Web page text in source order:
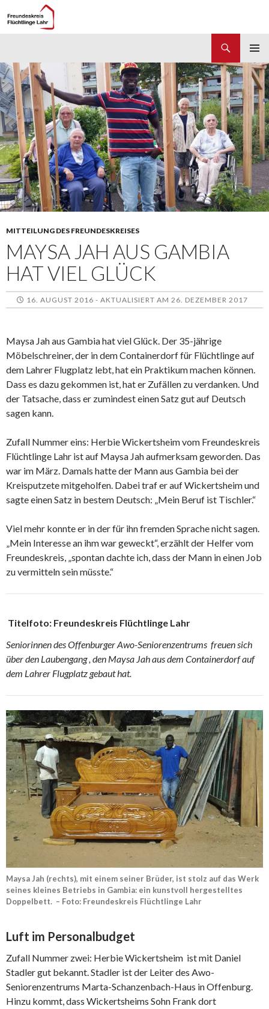
MENÜ
INHALT
SPRINGEN
MITTEILUNG DES FREUNDESKREISES
MAYSA JAH AUS GAMBIA
HAT VIEL GLÜCK
16. AUGUST 2016 - AKTUALISIERT AM 26. DEZEMBER 2017
Maysa Jah aus Gambia hat viel Glück. Der 35-jährige
Möbelschreiner, der in dem Containerdorf für Flüchtlinge auf
dem Lahrer Flugplatz lebt, hat ein Praktikum machen können.
Dass es dazu gekommen ist, hat er Zufällen zu verdanken. Und
der Tatsache, dass er zumindest einen Satz gut auf Deutsch
sagen kann.
Zufall Nummer eins: Herbie Wickertsheim vom Freundeskreis
Flüchtlinge Lahr ist auf Maysa Jah aufmerksam geworden. Das
war im März. Damals hatte der Mann aus Gambia bei der
Kreisputzete mitgeholfen. Dabei traf er auf Wickertsheim und
sagte einen Satz in bestem Deutsch: „Mein Beruf ist Tischler.“
Viel mehr konnte er in der für ihn fremden Sprache nicht sagen.
„Mein Interesse an ihm war geweckt“, erzählt der Helfer vom
Freundeskreis, „spontan dachte ich, dass der Mann in einen Job
zu vermitteln sein müsste.“
Titelfoto: Freundeskreis Flüchtlinge Lahr
Seniorinnen des Offenburger Awo-Seniorenzentrums freuen sich
über den Laubengang , den Maysa Jah aus dem Containerdorf auf
dem Lahrer Flugplatz gebaut hat.
Maysa Jah (rechts), mit einem seiner Brüder, ist stolz auf das Werk
seines kleines Betriebs in Gambia: ein kunstvoll hergestelltes
Doppelbett. – Foto: Freundeskreis Flüchtlinge Lahr
Luft im Personalbudget
Zufall Nummer zwei: Herbie Wickertsheim ist mit Daniel
Stadler gut bekannt. Stadler ist der Leiter des Awo-
Seniorenzentrums Marta-Schanzenbach-Haus in Offenburg.
Hinzu kommt, dass Wickertsheims Sohn Frank dort